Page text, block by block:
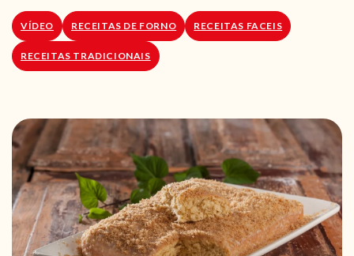
SOBRE NÓS
LOJA ONLINE
VÍDEO RECEITAS DE FORNO RECEITAS FACEIS
RECEITAS TRADICIONAIS